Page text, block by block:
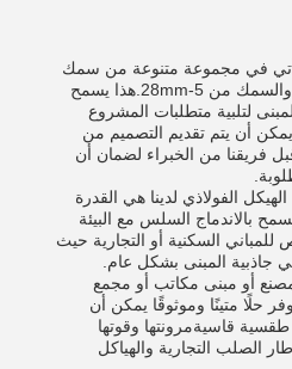
يأتي في مجموعة متنوعة من سمك
الستار تتراوح من 6-30mm والسمك من 5-28mm.هذا يسمح
لتلبية متطلبات المشروع
أن يتم تقديم التصميم من
فريقنا من الخبراء لضمان أن
الفولاذي لدينا هي القدرة
بالاندماج السلس مع البيئة
السكنية أو التجارية حيث
جاذبية المبنى بشكل عام.
أو مبنى مكاتب أو مجمع
حلًا متينًا وموثوقًا يمكن أن
قاسيةمرونتها وقوتها
الصلب التجارية والهياكل